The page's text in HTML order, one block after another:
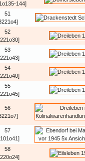
144]
51
52
53
54
55
56
57
58